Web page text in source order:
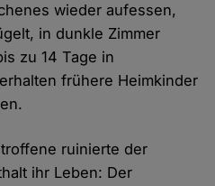
wieder aufessen,
in dunkle Zimmer
zu 14 Tage in
frühere Heimkinder
ruinierte der
ihr Leben: Der